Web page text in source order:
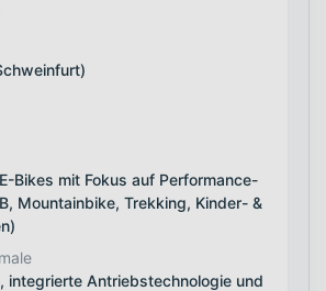
Bikes mit Fokus auf Performance-
Mountainbike, Trekking, Kinder- &
integrierte Antriebstechnologie und